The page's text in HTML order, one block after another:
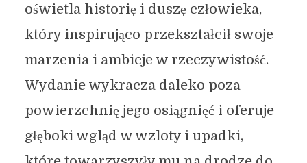
oświetla historię i duszę człowieka,
który inspirująco przekształcił swoje
marzenia i ambicje w rzeczywistość.
Wydanie wykracza daleko poza
powierzchnię jego osiągnięć i oferuje
głęboki wgląd w wzloty i upadki,